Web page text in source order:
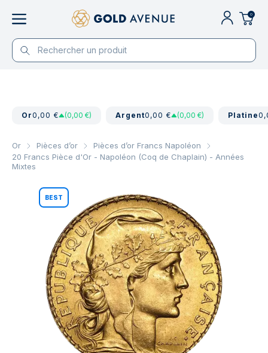
0
Or0,00 € (0,00 €) Argent0,00 € (0,00 €) Platine
Or Pièces d’or
Pièces d’or Francs Napoléon
20 Francs Pièce d'Or - Napoléon (Coq de Chaplain) - Années
Mixtes
BEST